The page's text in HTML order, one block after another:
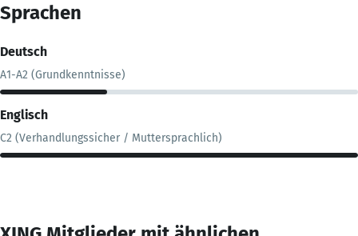
Sprachen
Deutsch
A1-A2 (Grundkenntnisse)
Englisch
C2 (Verhandlungssicher / Muttersprachlich)